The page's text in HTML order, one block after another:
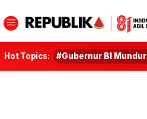
Hot Topics: #Gubernur BI Mundur